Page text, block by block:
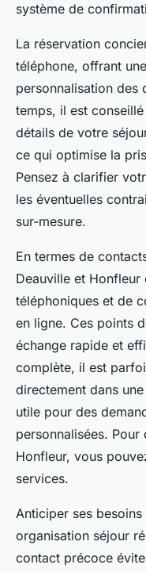
système de
La réservation
téléphone, offrant
personnalisation des
temps, il est
détails de votre
ce qui optimise la
Pensez à clarifier
les éventuelles
sur-mesure.
En termes de
Deauville et
téléphoniques et de
en ligne. Ces points
échange rapide et
complète, il est
directement dans
utile pour des
personnalisées.
Honfleur, vous
services.
Anticiper ses
organisation séjour
contact précoce